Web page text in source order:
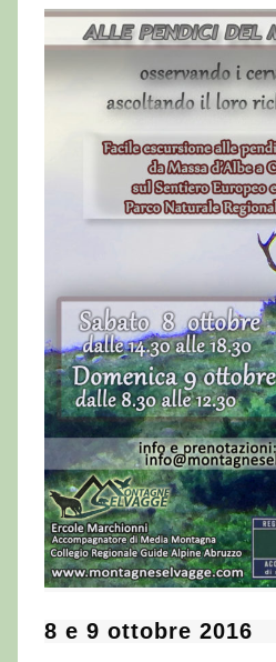
8 e 9 ottobre 2016